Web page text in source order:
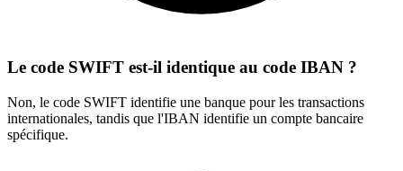
Le code SWIFT est-il identique au code IBAN ?
Non, le code SWIFT identifie une banque pour les transactions
internationales, tandis que l'IBAN identifie un compte bancaire
spécifique.